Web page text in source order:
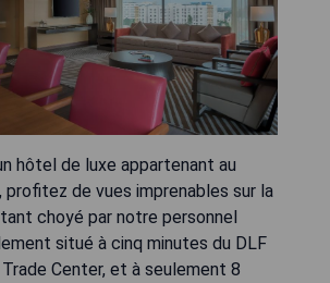
hôtel de luxe appartenant au
profitez de vues imprenables sur la
choyé par notre personnel
situé à cinq minutes du DLF
Center, et à seulement 8